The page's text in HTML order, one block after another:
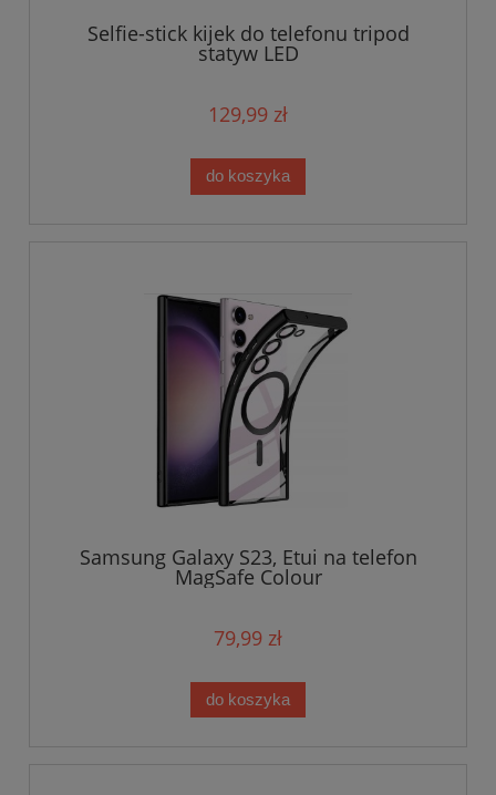
Selfie-stick kijek do telefonu tripod
statyw LED
129,99 zł
do koszyka
Samsung Galaxy S23, Etui na telefon
MagSafe Colour
79,99 zł
do koszyka